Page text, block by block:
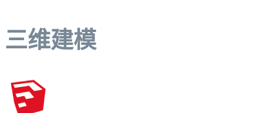
三维建模